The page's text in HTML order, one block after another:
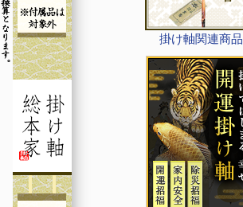
掛け軸関連商品